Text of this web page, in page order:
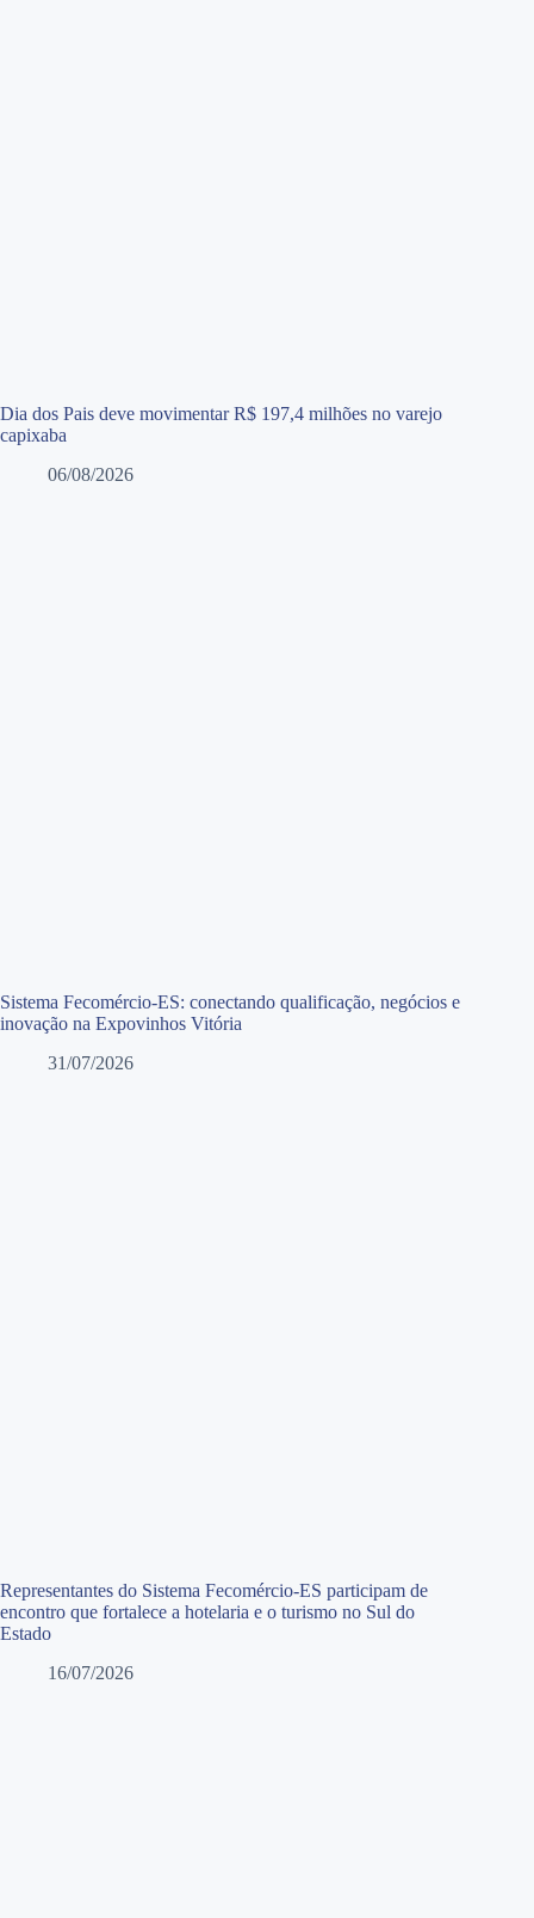
Dia dos Pais deve movimentar R$ 197,4 milhões no varejo
capixaba
06/08/2026
Sistema Fecomércio-ES: conectando qualificação, negócios e
inovação na Expovinhos Vitória
31/07/2026
Representantes do Sistema Fecomércio-ES participam de
encontro que fortalece a hotelaria e o turismo no Sul do
Estado
16/07/2026